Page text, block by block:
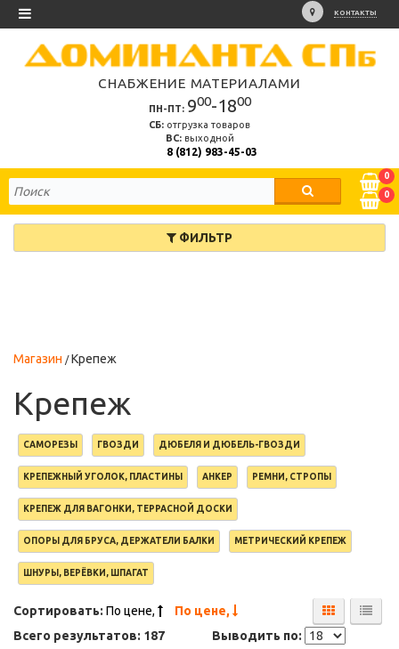
КОНТАКТЫ
СНАБЖЕНИЕ МАТЕРИАЛАМИ
ПН-ПТ: 900-1800
СБ: отгрузка товаров
ВС:выходной
8 (812) 983-45-03
0
0
ФИЛЬТР
Магазин Крепеж
Крепеж
САМОРЕЗЫ ГВОЗДИ ДЮБЕЛЯ И ДЮБЕЛЬ-ГВОЗДИ
КРЕПЕЖНЫЙ УГОЛОК, ПЛАСТИНЫ АНКЕР РЕМНИ, СТРОПЫ
КРЕПЕЖ ДЛЯ ВАГОНКИ, ТЕРРАСНОЙ ДОСКИ
ОПОРЫ ДЛЯ БРУСА, ДЕРЖАТЕЛИ БАЛКИ МЕТРИЧЕСКИЙ КРЕПЕЖ
ШНУРЫ, ВЕРЁВКИ, ШПАГАТ
Сортировать: По цене,
По цене,
Выводить по:
Всего результатов: 187